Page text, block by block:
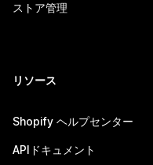
ストア管理
リソース
Shopify ヘルプセンター
APIドキュメント